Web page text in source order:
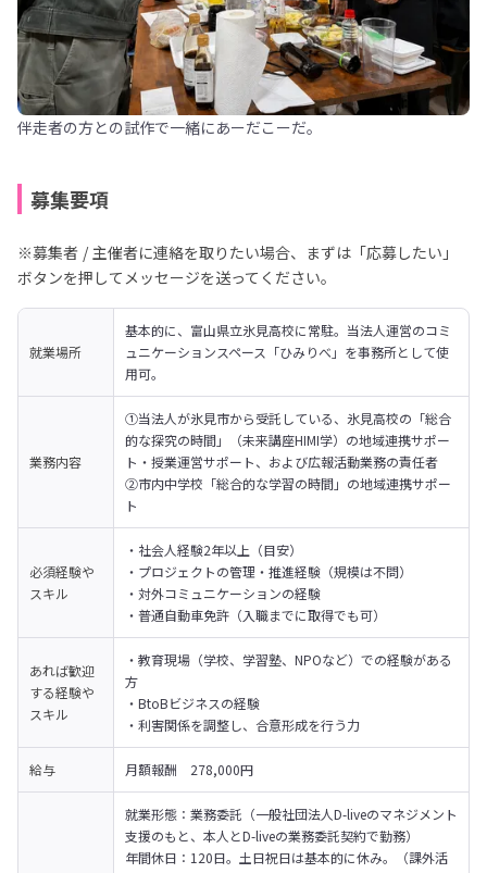
伴走者の方との試作で一緒にあーだこーだ。
募集要項
※募集者 / 主催者に連絡を取りたい場合、まずは「応募したい」
ボタンを押してメッセージを送ってください。
就業場所
基本的に、富山県立氷見高校に常駐。当法人運営のコミ
ュニケーションスペース「ひみりべ」を事務所として使
用可。
業務内容
①当法人が氷見市から受託している、氷見高校の「総合
的な探究の時間」（未来講座HIMI学）の地域連携サポー
ト・授業運営サポート、および広報活動業務の責任者
②市内中学校「総合的な学習の時間」の地域連携サポー
ト
必須経験や
スキル
・社会人経験2年以上（目安）
・プロジェクトの管理・推進経験（規模は不問）
・対外コミュニケーションの経験
・普通自動車免許（入職までに取得でも可）
あれば歓迎
する経験や
スキル
・教育現場（学校、学習塾、NPOなど）での経験がある
方
・BtoBビジネスの経験
・利害関係を調整し、合意形成を行う力
給与 月額報酬　278,000円
就業形態：業務委託（一般社団法人D-liveのマネジメント
支援のもと、本人とD-liveの業務委託契約で勤務）
年間休日：120日。土日祝日は基本的に休み。（課外活